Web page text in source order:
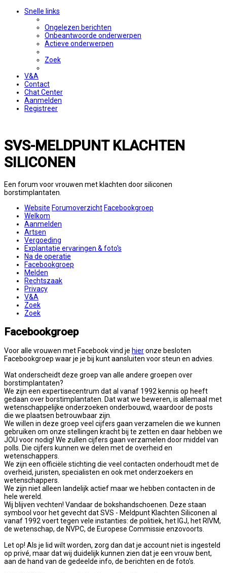
Snelle links
Ongelezen berichten
Onbeantwoorde onderwerpen
Actieve onderwerpen
Zoek
V&A
Contact
Chat Center
Aanmelden
Registreer
SVS-MELDPUNT KLACHTEN
SILICONEN
Een forum voor vrouwen met klachten door siliconen
borstimplantaten.
Website ForumoverzichtFacebookgroep
Welkom
Aanmelden
Artsen
Vergoeding
Explantatie ervaringen & foto's
Na de operatie
Facebookgroep
Melden
Rechtszaak
Privacy
V&A
Zoek
Zoek
Facebookgroep
Voor alle vrouwen met Facebook vind je hieronze besloten
Facebookgroep waar je je bij kunt aansluiten voor steun en advies.
Wat onderscheidt deze groep van alle andere groepen over
borstimplantaten?
We zijn een expertisecentrum dat al vanaf 1992 kennis op heeft
gedaan over borstimplantaten. Dat wat we beweren, is allemaal met
wetenschappelijke onderzoeken onderbouwd, waardoor de posts
die we plaatsen betrouwbaar zijn.
We willen in deze groep veel cijfers gaan verzamelen die we kunnen
gebruiken om onze stellingen kracht bij te zetten en daar hebben we
JOU voor nodig! We zullen cijfers gaan verzamelen door middel van
polls. Die cijfers kunnen we delen met de overheid en
wetenschappers.
We zijn een officiële stichting die veel contacten onderhoudt met de
overheid, juristen, specialisten en ook met onderzoekers en
wetenschappers.
We zijn niet alleen landelijk actief maar we hebben contacten in de
hele wereld.
Wij blijven vechten! Vandaar de bokshandschoenen. Deze staan
symbool voor het gevecht dat SVS - Meldpunt Klachten Siliconen al
vanaf 1992 voert tegen vele instanties: de politiek, het IGJ, het RIVM,
de wetenschap, de NVPC, de Europese Commissie enzovoorts.
Let op! Als je lid wilt worden, zorg dan dat je account niet is ingesteld
op privé, maar dat wij duidelijk kunnen zien dat je een vrouw bent,
aan de hand van de gedeelde info, de berichten en de foto’s.